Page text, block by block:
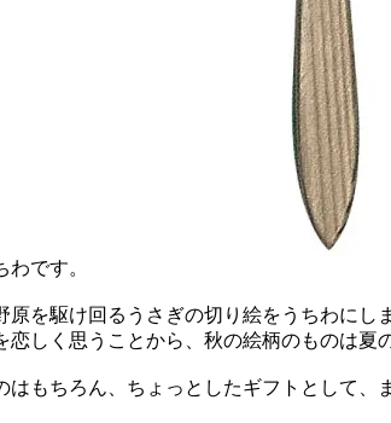
です。
原を駆け回るうさぎの切り絵をうちわにし
恋しく思うことから、秋の絵柄のものは夏
はもちろん、ちょっとしたギフトとして、